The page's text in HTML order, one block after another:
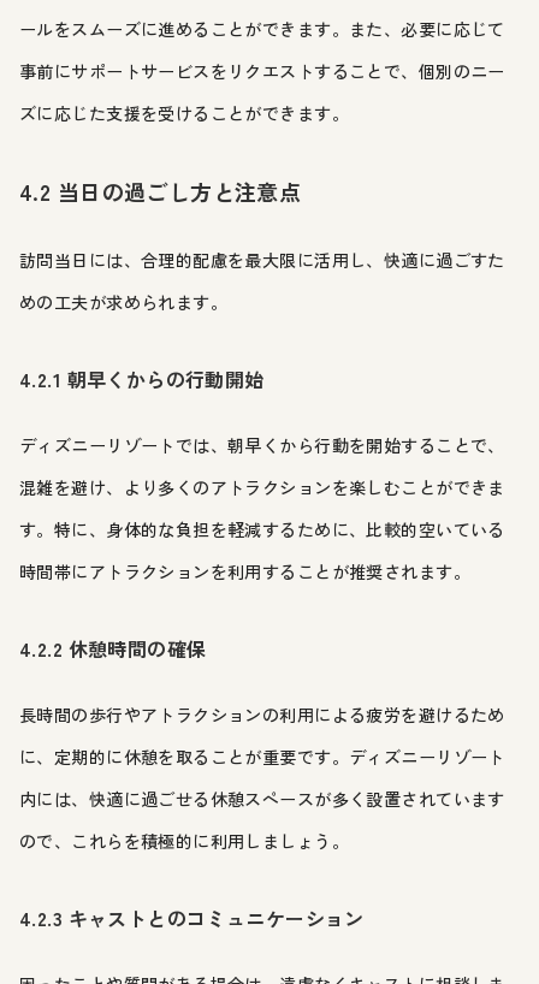
ールをスムーズに進めることができます。また、必要に応じて
事前にサポートサービスをリクエストすることで、個別のニー
ズに応じた支援を受けることができます。
4.2 当日の過ごし方と注意点
訪問当日には、合理的配慮を最大限に活用し、快適に過ごすた
めの工夫が求められます。
4.2.1 朝早くからの行動開始
ディズニーリゾートでは、朝早くから行動を開始することで、
混雑を避け、より多くのアトラクションを楽しむことができま
す。特に、身体的な負担を軽減するために、比較的空いている
時間帯にアトラクションを利用することが推奨されます。
4.2.2 休憩時間の確保
長時間の歩行やアトラクションの利用による疲労を避けるため
に、定期的に休憩を取ることが重要です。ディズニーリゾート
内には、快適に過ごせる休憩スペースが多く設置されています
ので、これらを積極的に利用しましょう。
4.2.3 キャストとのコミュニケーション